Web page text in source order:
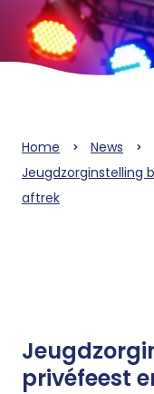
Home
News
Jeugdzorginstelling
aftrek
privéfeest